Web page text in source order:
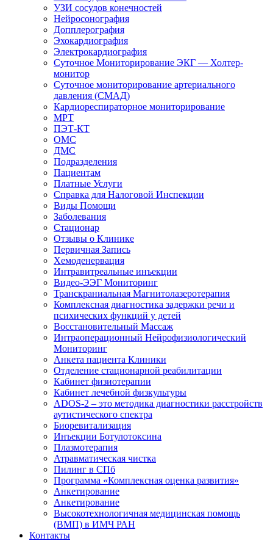
УЗИ сосудов конечностей
Нейросонография
Допплерография
Эхокардиография
Электрокардиография
Суточное Мониторирование ЭКГ — Холтер-
монитор
Суточное мониторирование артериального
давления (СМАД)
Кардиореспираторное мониторирование
МРТ
ПЭТ-КТ
ОМС
ДМС
Подразделения
Пациентам
Платные Услуги
Справка для Налоговой Инспекции
Виды Помощи
Заболевания
Стационар
Отзывы о Клинике
Первичная Запись
Хемоденервация
Интравитреальные инъекции
Видео-ЭЭГ Мониторинг
Транскраниальная Магнитолазеротерапия
Комплексная диагностика задержки речи и
психических функций у детей
Восстановительный Массаж
Интраоперационный Нейрофизиологический
Мониторинг
Анкета пациента Клиники
Отделение стационарной реабилитации
Кабинет физиотерапии
Кабинет лечебной физкультуры
ADOS-2 – это методика диагностики расстройств
аутистического спектра
Биоревитализация
Инъекции Ботулотоксина
Плазмотерапия
Атравматическая чистка
Пилинг в СПб
Программа «Комплексная оценка развития»
Анкетирование
Анкетирование
Высокотехнологичная медицинская помощь
(ВМП) в ИМЧ РАН
Контакты